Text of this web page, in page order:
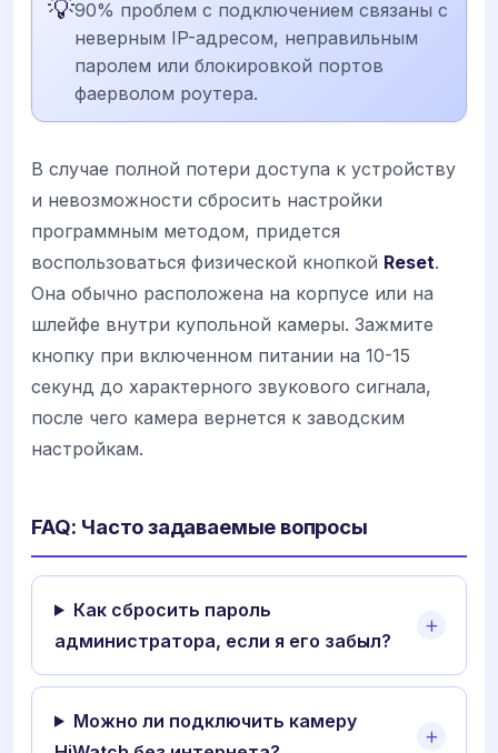
💡90% проблем с подключением связаны с
неверным IP-адресом, неправильным
паролем или блокировкой портов
фаерволом роутера.
В случае полной потери доступа к устройству
и невозможности сбросить настройки
программным методом, придется
воспользоваться физической кнопкой Reset.
Она обычно расположена на корпусе или на
шлейфе внутри купольной камеры. Зажмите
кнопку при включенном питании на 10-15
секунд до характерного звукового сигнала,
после чего камера вернется к заводским
настройкам.
FAQ: Часто задаваемые вопросы
Как сбросить пароль
администратора, если я его забыл?
Можно ли подключить камеру